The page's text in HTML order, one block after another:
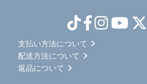
支払い方法について
配送方法について
返品について